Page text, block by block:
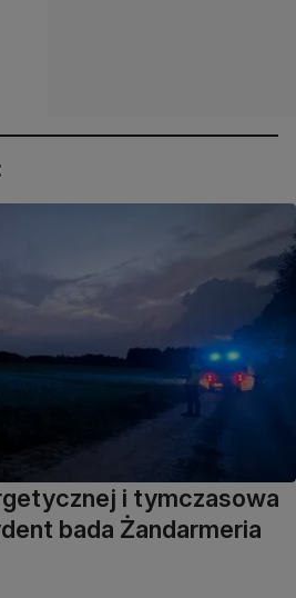
i tymczasowa
bada Żandarmeria